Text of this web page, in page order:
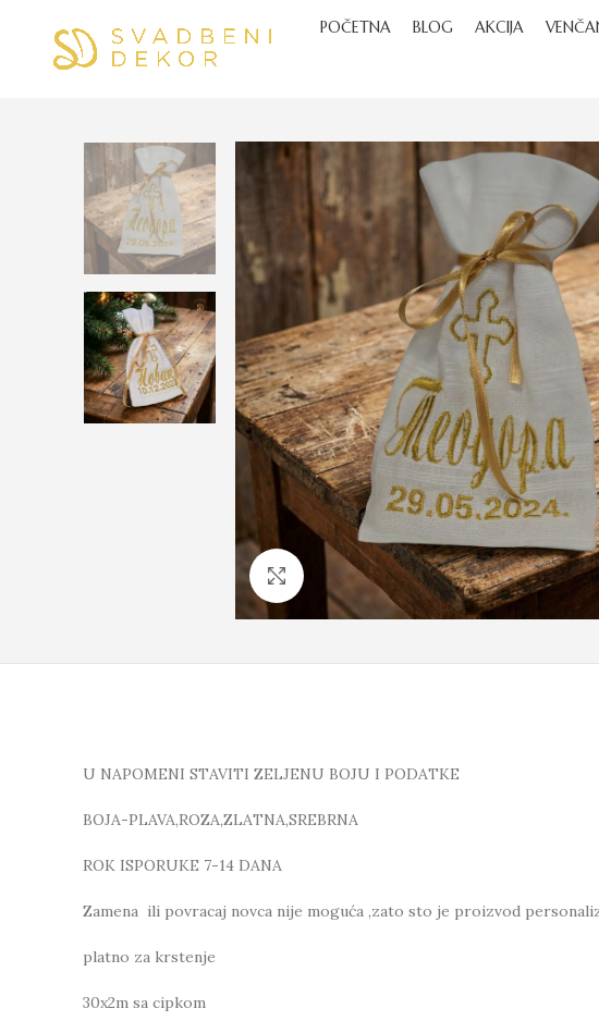
POČETNA BLOG AKCIJA
Click to enlarge
U NAPOMENI STAVITI ZELJENU BOJU I PODATKE
BOJA-PLAVA,ROZA,ZLATNA,SREBRNA
ROK ISPORUKE 7-14 DANA
Zamena ili povracaj novca nije moguća ,zato sto je proizvod
platno za krstenje
30x2m sa cipkom